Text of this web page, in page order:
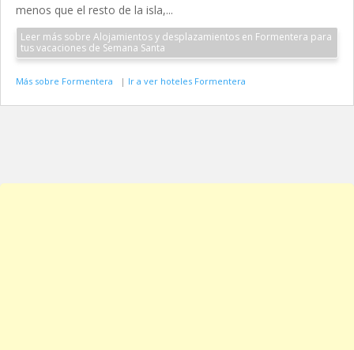
menos que el resto de la isla,...
Leer más sobre Alojamientos y desplazamientos en Formentera para
tus vacaciones de Semana Santa
Más sobre Formentera | Ir a ver hoteles Formentera